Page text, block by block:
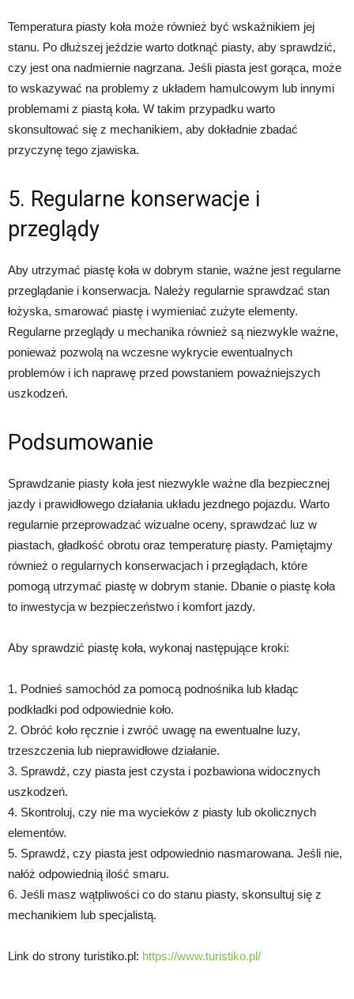
Temperatura piasty koła może również być wskaźnikiem jej
stanu. Po dłuższej jeździe warto dotknąć piasty, aby sprawdzić,
czy jest ona nadmiernie nagrzana. Jeśli piasta jest gorąca, może
to wskazywać na problemy z układem hamulcowym lub innymi
problemami z piastą koła. W takim przypadku warto
skonsultować się z mechanikiem, aby dokładnie zbadać
przyczynę tego zjawiska.
5. Regularne konserwacje i
przeglądy
Aby utrzymać piastę koła w dobrym stanie, ważne jest regularne
przeglądanie i konserwacja. Należy regularnie sprawdzać stan
łożyska, smarować piastę i wymieniać zużyte elementy.
Regularne przeglądy u mechanika również są niezwykle ważne,
ponieważ pozwolą na wczesne wykrycie ewentualnych
problemów i ich naprawę przed powstaniem poważniejszych
uszkodzeń.
Podsumowanie
Sprawdzanie piasty koła jest niezwykle ważne dla bezpiecznej
jazdy i prawidłowego działania układu jezdnego pojazdu. Warto
regularnie przeprowadzać wizualne oceny, sprawdzać luz w
piastach, gładkość obrotu oraz temperaturę piasty. Pamiętajmy
również o regularnych konserwacjach i przeglądach, które
pomogą utrzymać piastę w dobrym stanie. Dbanie o piastę koła
to inwestycja w bezpieczeństwo i komfort jazdy.
Aby sprawdzić piastę koła, wykonaj następujące kroki:
1. Podnieś samochód za pomocą podnośnika lub kładąc
podkładki pod odpowiednie koło.
2. Obróć koło ręcznie i zwróć uwagę na ewentualne luzy,
trzeszczenia lub nieprawidłowe działanie.
3. Sprawdź, czy piasta jest czysta i pozbawiona widocznych
uszkodzeń.
4. Skontroluj, czy nie ma wycieków z piasty lub okolicznych
elementów.
5. Sprawdź, czy piasta jest odpowiednio nasmarowana. Jeśli nie,
nałóż odpowiednią ilość smaru.
6. Jeśli masz wątpliwości co do stanu piasty, skonsultuj się z
mechanikiem lub specjalistą.
Link do strony turistiko.pl: https://www.turistiko.pl/